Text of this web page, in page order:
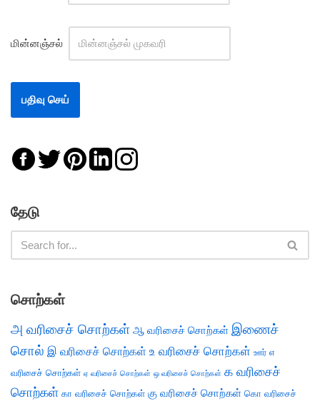
மின்னஞ்சல்
தேடு
சொற்கள்
அ வரிசைச் சொற்கள் ஆ வரிசைச் சொற்கள் இணைச்
சொல் இ வரிசைச் சொற்கள் உ வரிசைச் சொற்கள் ஊர் எ
வரிசைச் சொற்கள் ஏ வரிசைச் சொற்கள் ஒ வரிசைச் சொற்கள் க வரிசைச்
சொற்கள் கா வரிசைச் சொற்கள் கு வரிசைச் சொற்கள் கொ வரிசைச்